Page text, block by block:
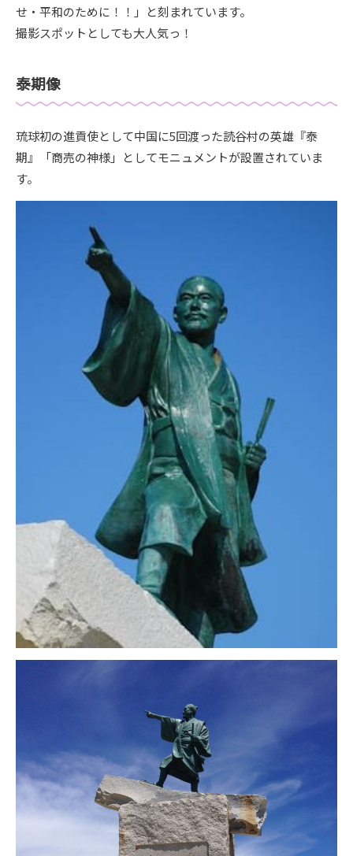
せ・平和のために！！」と刻まれています。
撮影スポットとしても大人気っ！
泰期像
琉球初の進貢使として中国に5回渡った読谷村の英雄『泰
期』「商売の神様」としてモニュメントが設置されていま
す。